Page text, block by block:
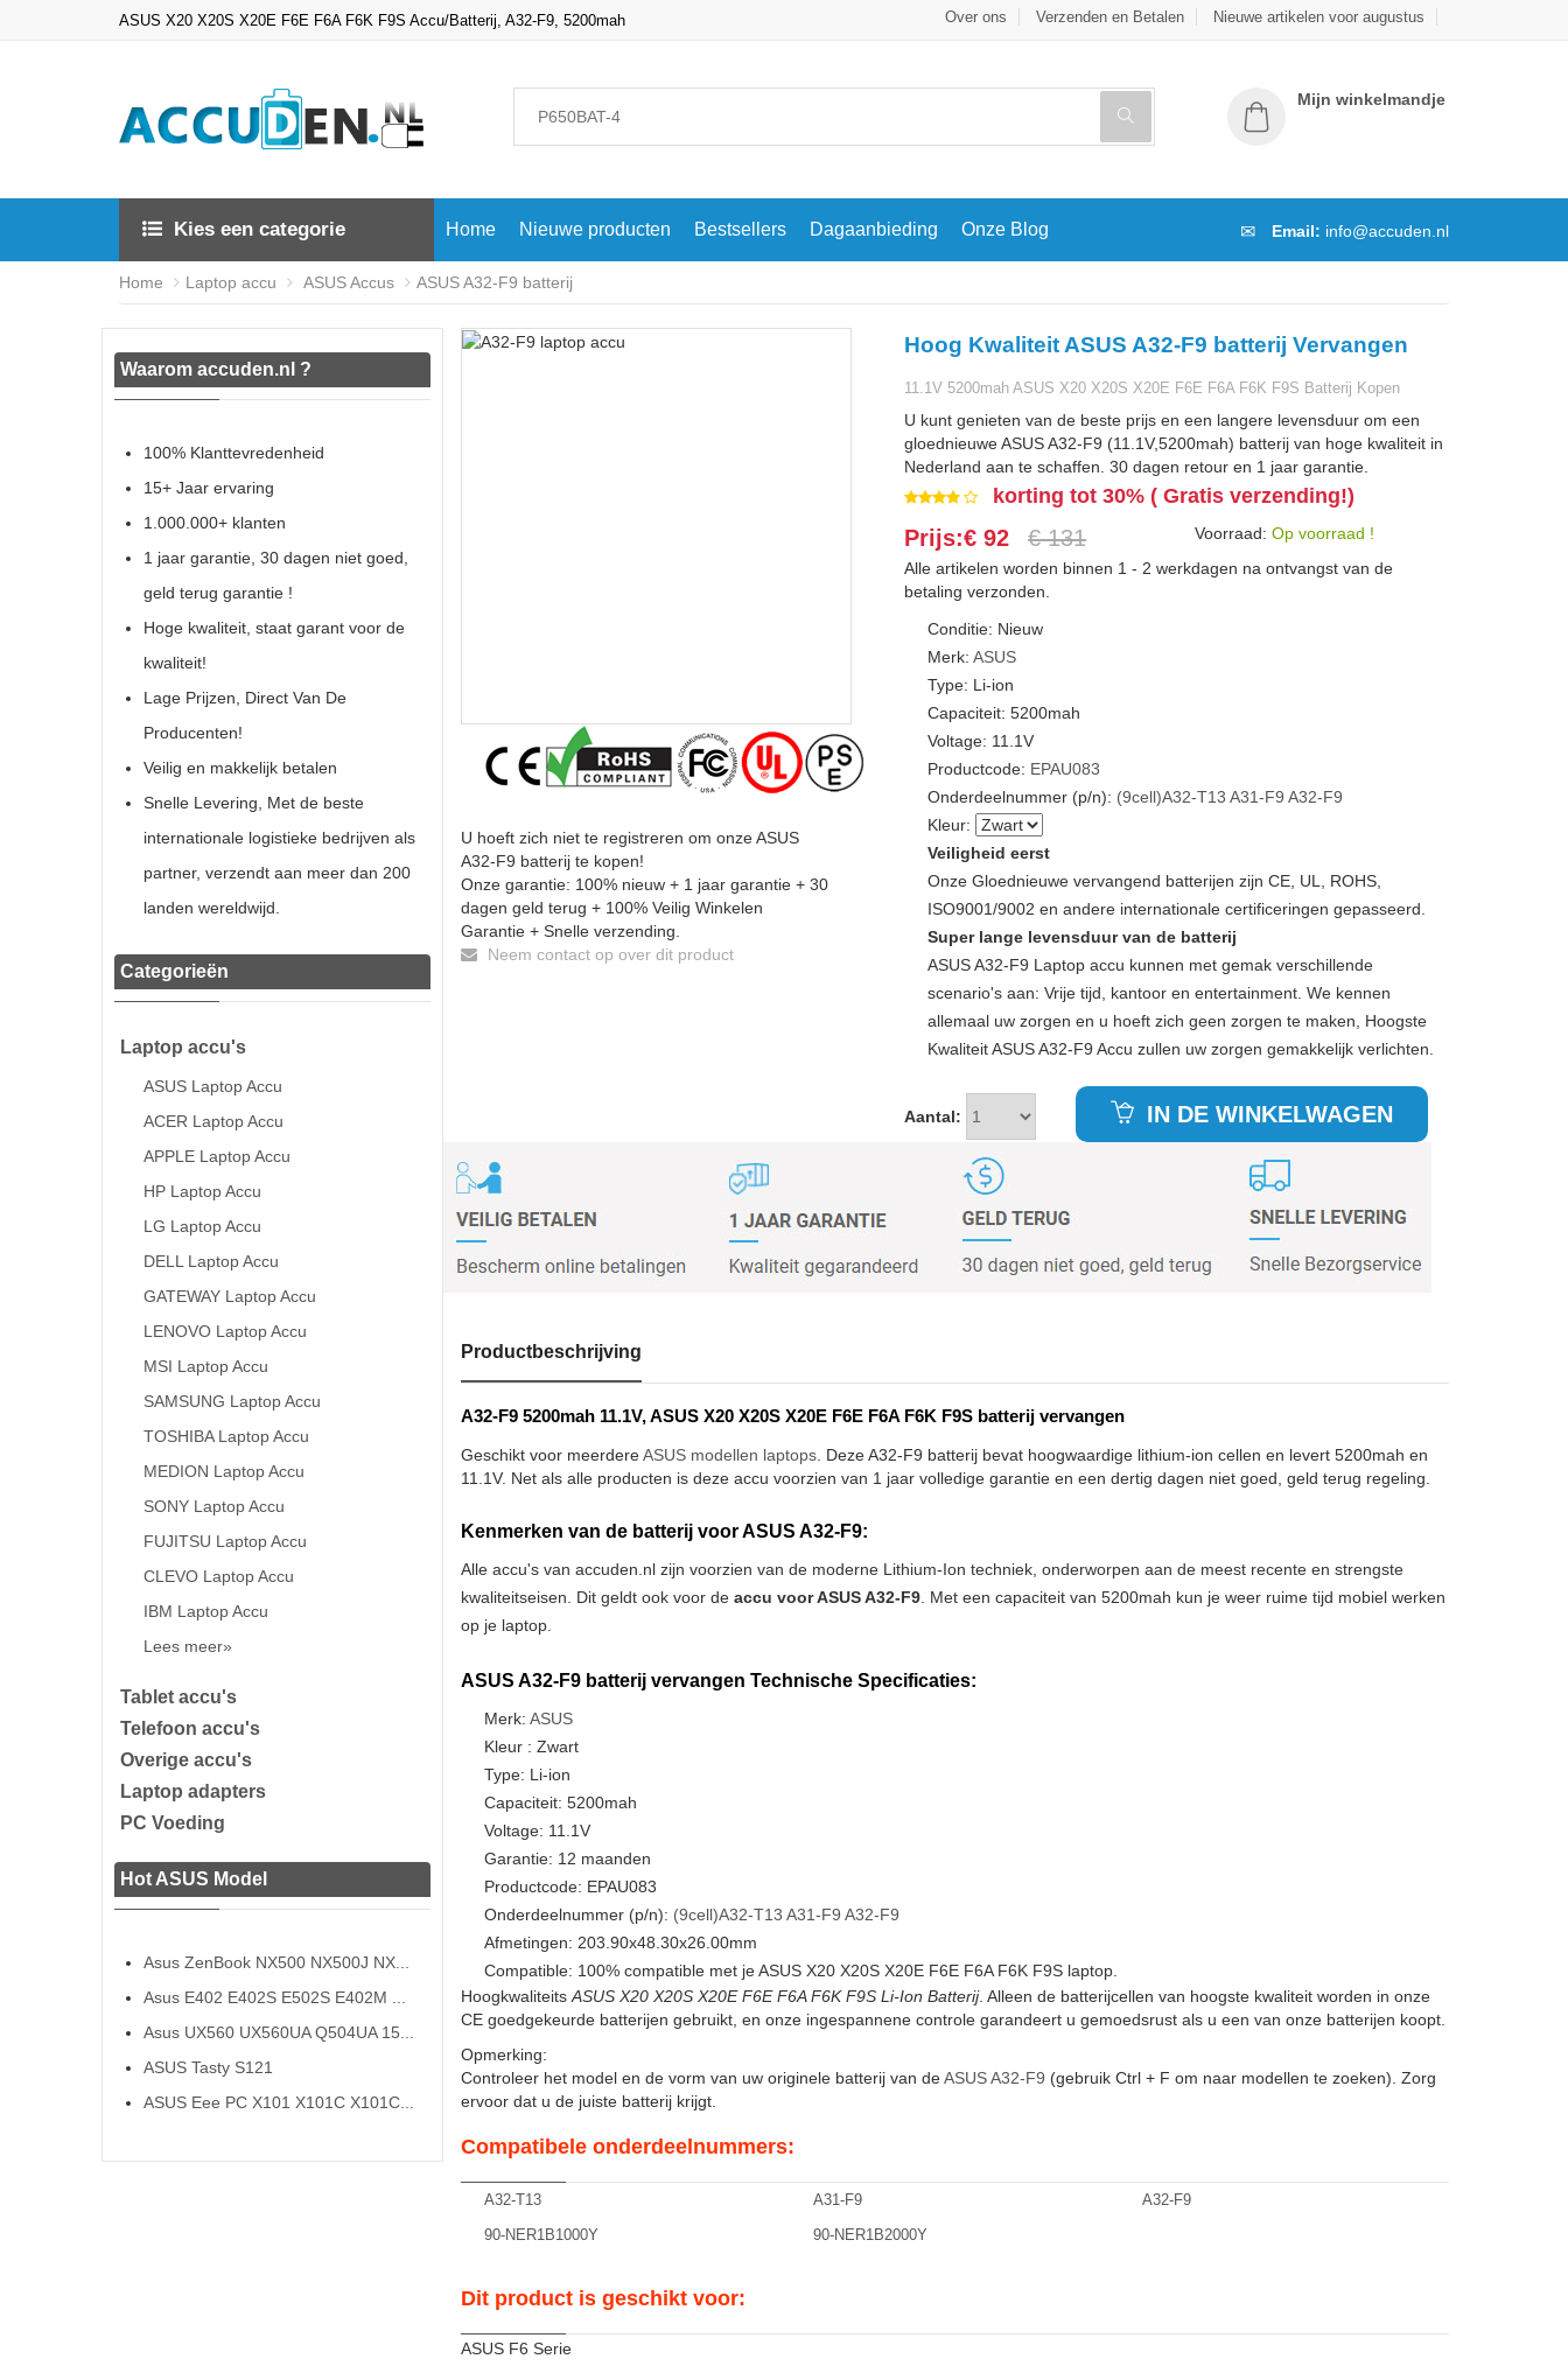
ASUS X20 X20S X20E F6E F6A F6K F9S Accu/Batterij, A32-F9, 5200mah Over ons Verzenden en Betalen Nieuwe artikelen voor augustus
Mijn winkelmandje
Kies een categorie Home Nieuwe producten Bestsellers Dagaanbieding Onze Blog Email: info@accuden.nl
Home Laptop accu ASUS Accus ASUS A32-F9 batterij
Waarom accuden.nl ?
100% Klanttevredenheid
15+ Jaar ervaring
1.000.000+ klanten
1 jaar garantie, 30 dagen niet goed,
geld terug garantie !
Hoge kwaliteit, staat garant voor de
kwaliteit!
Lage Prijzen, Direct Van De
Producenten!
Veilig en makkelijk betalen
Snelle Levering, Met de beste
internationale logistieke bedrijven als
partner, verzendt aan meer dan 200
landen wereldwijd.
Categorieën
Laptop accu's
ASUS Laptop Accu
ACER Laptop Accu
APPLE Laptop Accu
HP Laptop Accu
LG Laptop Accu
DELL Laptop Accu
GATEWAY Laptop Accu
LENOVO Laptop Accu
MSI Laptop Accu
SAMSUNG Laptop Accu
TOSHIBA Laptop Accu
MEDION Laptop Accu
SONY Laptop Accu
FUJITSU Laptop Accu
CLEVO Laptop Accu
IBM Laptop Accu
Lees meer»
Tablet accu's
Telefoon accu's
Overige accu's
Laptop adapters
PC Voeding
Hot ASUS Model
Asus ZenBook NX500 NX500J NX...
Asus E402 E402S E502S E402M ...
Asus UX560 UX560UA Q504UA 15...
ASUS Tasty S121
ASUS Eee PC X101 X101C X101C...
U hoeft zich niet te registreren om onze ASUS
A32-F9 batterij te kopen!
Onze garantie: 100% nieuw + 1 jaar garantie + 30
dagen geld terug + 100% Veilig Winkelen
Garantie + Snelle verzending.
Neem contact op over dit product
Hoog Kwaliteit ASUS A32-F9 batterij Vervangen
11.1V 5200mah ASUS X20 X20S X20E F6E F6A F6K F9S Batterij Kopen
U kunt genieten van de beste prijs en een langere levensduur om een
gloednieuwe ASUS A32-F9 (11.1V,5200mah) batterij van hoge kwaliteit in
Nederland aan te schaffen. 30 dagen retour en 1 jaar garantie.
korting tot 30% ( Gratis verzending!)
Prijs:€ 92 € 131 Voorraad: Op voorraad !
Alle artikelen worden binnen 1 - 2 werkdagen na ontvangst van de
betaling verzonden.
Conditie: Nieuw
Merk:ASUS
Type: Li-ion
Capaciteit: 5200mah
Voltage: 11.1V
Productcode: EPAU083
Onderdeelnummer (p/n): (9cell)A32-T13 A31-F9 A32-F9
Kleur:
Veiligheid eerst
Onze Gloednieuwe vervangend batterijen zijn CE, UL, ROHS,
ISO9001/9002 en andere internationale certificeringen gepasseerd.
Super lange levensduur van de batterij
ASUS A32-F9 Laptop accu kunnen met gemak verschillende
scenario's aan: Vrije tijd, kantoor en entertainment. We kennen
allemaal uw zorgen en u hoeft zich geen zorgen te maken, Hoogste
Kwaliteit ASUS A32-F9 Accu zullen uw zorgen gemakkelijk verlichten.
Aantal: IN DE WINKELWAGEN
Productbeschrijving
A32-F9 5200mah 11.1V, ASUS X20 X20S X20E F6E F6A F6K F9S batterij vervangen
Geschikt voor meerdereASUS modellen laptops. Deze A32-F9 batterij bevat hoogwaardige lithium-ion cellen en levert 5200mah en
11.1V. Net als alle producten is deze accu voorzien van 1 jaar volledige garantie en een dertig dagen niet goed, geld terug regeling.
Kenmerken van de batterij voor ASUS A32-F9:
Alle accu's van accuden.nl zijn voorzien van de moderne Lithium-Ion techniek, onderworpen aan de meest recente en strengste
kwaliteitseisen. Dit geldt ook voor de accu voor ASUS A32-F9. Met een capaciteit van 5200mah kun je weer ruime tijd mobiel werken
op je laptop.
ASUS A32-F9 batterij vervangen Technische Specificaties:
Merk: ASUS
Kleur : Zwart
Type: Li-ion
Capaciteit: 5200mah
Voltage: 11.1V
Garantie: 12 maanden
Productcode: EPAU083
Onderdeelnummer (p/n): (9cell)A32-T13 A31-F9 A32-F9
Afmetingen: 203.90x48.30x26.00mm
Compatible: 100% compatible met je ASUS X20 X20S X20E F6E F6A F6K F9S laptop.
Hoogkwaliteits ASUS X20 X20S X20E F6E F6A F6K F9S Li-Ion Batterij. Alleen de batterijcellen van hoogste kwaliteit worden in onze
CE goedgekeurde batterijen gebruikt, en onze ingespannene controle garandeert u gemoedsrust als u een van onze batterijen koopt.
Opmerking:
Controleer het model en de vorm van uw originele batterij van deASUS A32-F9 (gebruik Ctrl + F om naar modellen te zoeken). Zorg
ervoor dat u de juiste batterij krijgt.
Compatibele onderdeelnummers:
A32-T13 A31-F9
A32-F9
90-NER1B1000Y
90-NER1B2000Y
Dit product is geschikt voor:
ASUS F6 Serie